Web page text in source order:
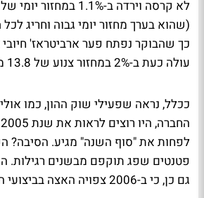
(שהוא בערך מחזור יומי גבוה וחריג
עולה כעת ב-2% במחזור צנוע של 13.8 מיליון שקל.
ככלל, נראה שפעילי שוק ההון, כמו
לפחות את "סוף השנה" מגיע. הסיבה?
פטנטים שפג תוקפם מבשנים רגילות.
גם כן, כי ב-2006 צפויה האצה בביצועי החברה.